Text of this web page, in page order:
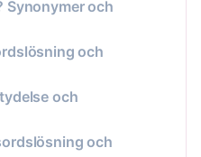
Synonymer och
och
och
och